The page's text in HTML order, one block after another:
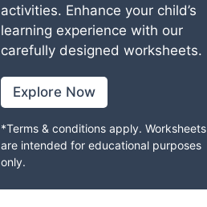
activities. Enhance your child’s
learning experience with our
carefully designed worksheets.
Explore Now
*Terms & conditions apply. Worksheets
are intended for educational purposes
only.